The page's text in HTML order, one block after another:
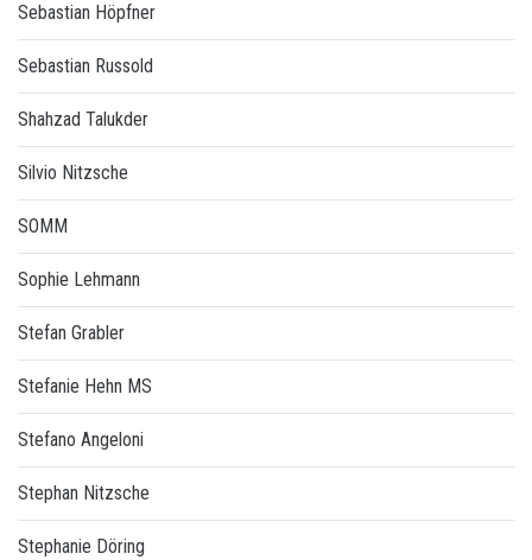
Sebastian Höpfner
Sebastian Russold
Shahzad Talukder
Silvio Nitzsche
SOMM
Sophie Lehmann
Stefan Grabler
Stefanie Hehn MS
Stefano Angeloni
Stephan Nitzsche
Stephanie Döring